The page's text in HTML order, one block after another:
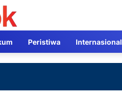
Peristiwa Internasional